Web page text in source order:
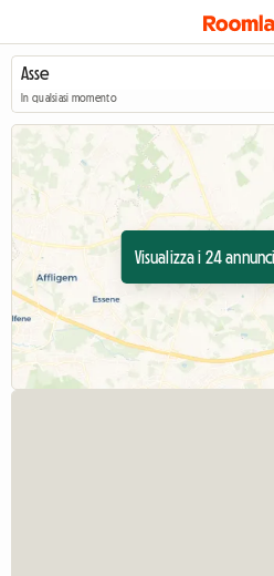
In qualsiasi momento
Visualizza i 24